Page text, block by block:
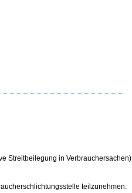
Streitbeilegung in Verbrauchersachen)
teilzunehmen.